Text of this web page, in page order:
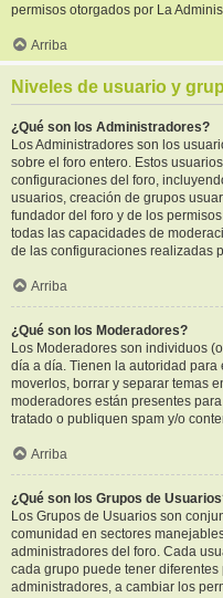
permisos otorgados por La
Arriba
Niveles de usuario y
¿Qué son los Administradores?
Los Administradores son los
sobre el foro entero. Estos
configuraciones del foro,
usuarios, creación de grupos
fundador del foro y de los
todas las capacidades de
de las configuraciones realizadas
Arriba
¿Qué son los Moderadores?
Los Moderadores son individuos
día a día. Tienen la autoridad
moverlos, borrar y separar temas
moderadores están presentes
tratado o publiquen spam y/o
Arriba
¿Qué son los Grupos de
Los Grupos de Usuarios son
comunidad en sectores
administradores del foro. Cada
cada grupo puede tener
administradores, a cambiar los